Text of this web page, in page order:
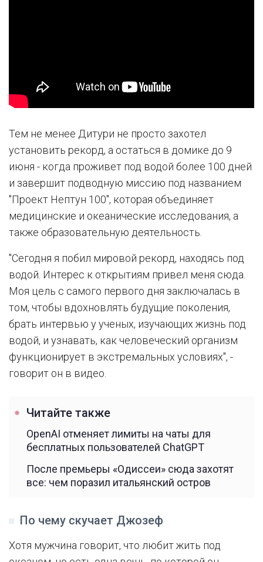
Тем не менее Дитури не просто захотел
установить рекорд, а остаться в домике до 9
июня - когда проживет под водой более 100 дней
и завершит подводную миссию под названием
"Проект Нептун 100", которая объединяет
медицинские и океанические исследования, а
также образовательную деятельность.
"Сегодня я побил мировой рекорд, находясь под
водой. Интерес к открытиям привел меня сюда.
Моя цель с самого первого дня заключалась в
том, чтобы вдохновлять будущие поколения,
брать интервью у ученых, изучающих жизнь под
водой, и узнавать, как человеческий организм
функционирует в экстремальных условиях", -
говорит он в видео.
Читайте также
OpenAI отменяет лимиты на чаты для
бесплатных пользователей ChatGPT
После премьеры «Одиссеи» сюда захотят
все: чем поразил итальянский остров
По чему скучает Джозеф
Хотя мужчина говорит, что любит жить под